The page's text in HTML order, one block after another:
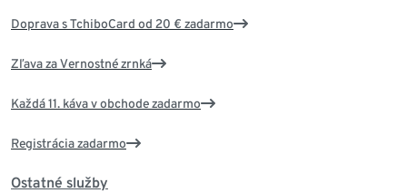
Doprava s TchiboCard od 20 € zadarmo
Zľava za Vernostné zrnká
Každá 11. káva v obchode zadarmo
Registrácia zadarmo
Ostatné služby